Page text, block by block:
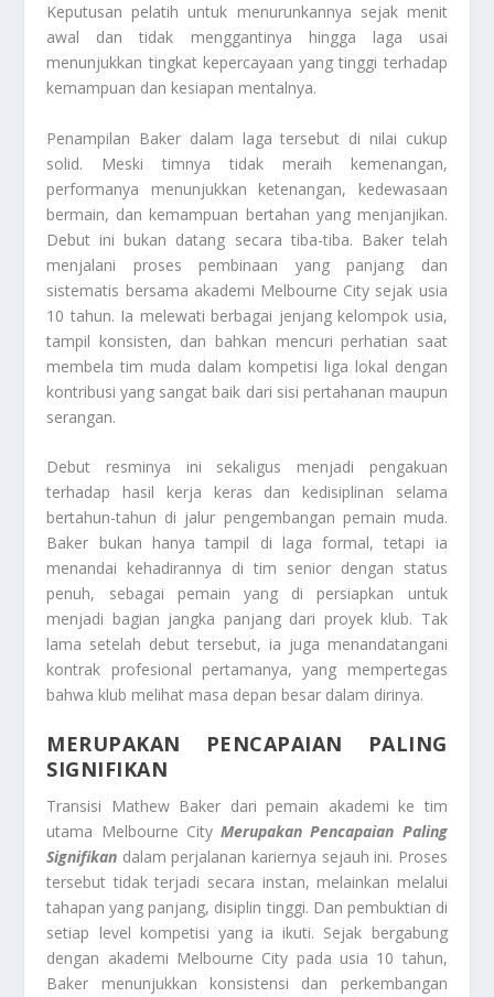
Keputusan pelatih untuk menurunkannya sejak menit
awal dan tidak menggantinya hingga laga usai
menunjukkan tingkat kepercayaan yang tinggi terhadap
kemampuan dan kesiapan mentalnya.
Penampilan Baker dalam laga tersebut di nilai cukup
solid. Meski timnya tidak meraih kemenangan,
performanya menunjukkan ketenangan, kedewasaan
bermain, dan kemampuan bertahan yang menjanjikan.
Debut ini bukan datang secara tiba-tiba. Baker telah
menjalani proses pembinaan yang panjang dan
sistematis bersama akademi Melbourne City sejak usia
10 tahun. Ia melewati berbagai jenjang kelompok usia,
tampil konsisten, dan bahkan mencuri perhatian saat
membela tim muda dalam kompetisi liga lokal dengan
kontribusi yang sangat baik dari sisi pertahanan maupun
serangan.
Debut resminya ini sekaligus menjadi pengakuan
terhadap hasil kerja keras dan kedisiplinan selama
bertahun-tahun di jalur pengembangan pemain muda.
Baker bukan hanya tampil di laga formal, tetapi ia
menandai kehadirannya di tim senior dengan status
penuh, sebagai pemain yang di persiapkan untuk
menjadi bagian jangka panjang dari proyek klub. Tak
lama setelah debut tersebut, ia juga menandatangani
kontrak profesional pertamanya, yang mempertegas
bahwa klub melihat masa depan besar dalam dirinya.
MERUPAKAN PENCAPAIAN PALING
SIGNIFIKAN
Transisi Mathew Baker dari pemain akademi ke tim
utama Melbourne CityMerupakan Pencapaian Paling
Signifikan dalam perjalanan kariernya sejauh ini. Proses
tersebut tidak terjadi secara instan, melainkan melalui
tahapan yang panjang, disiplin tinggi. Dan pembuktian di
setiap level kompetisi yang ia ikuti. Sejak bergabung
dengan akademi Melbourne City pada usia 10 tahun,
Baker menunjukkan konsistensi dan perkembangan